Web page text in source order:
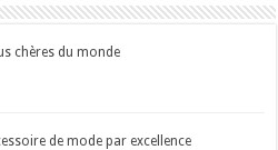
chères du monde
de mode par excellence